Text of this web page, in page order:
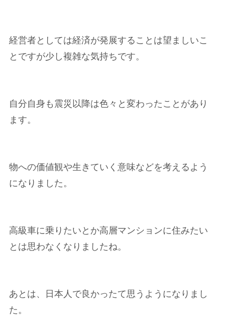
経営者としては経済が発展することは望ましいこ
とですが少し複雑な気持ちです。
自分自身も震災以降は色々と変わったことがあり
ます。
物への価値観や生きていく意味などを考えるよう
になりました。
高級車に乗りたいとか高層マンションに住みたい
とは思わなくなりましたね。
あとは、日本人で良かったて思うようになりまし
た。